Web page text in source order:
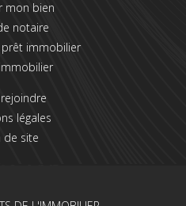
mon bien
notaire
immobilier
légales
de site